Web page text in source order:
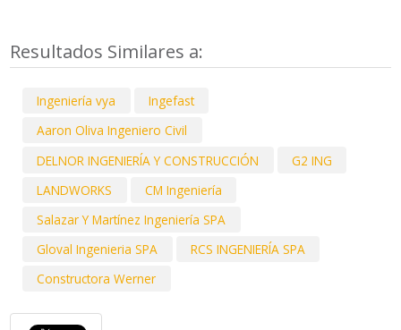
Resultados Similares a:
Ingeniería vya
Ingefast
Aaron Oliva Ingeniero Civil
DELNOR INGENIERÍA Y CONSTRUCCIÓN
G2 ING
LANDWORKS
CM Ingeniería
Salazar Y Martínez Ingeniería SPA
Gloval Ingenieria SPA
RCS INGENIERÍA SPA
Constructora Werner